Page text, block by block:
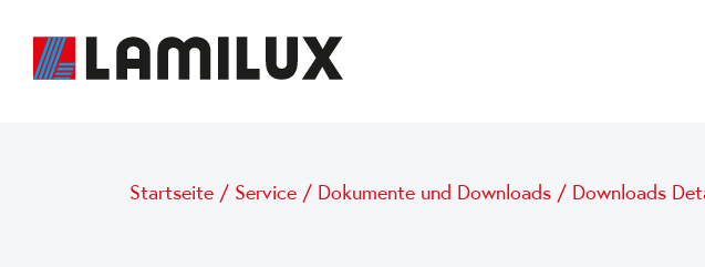
Startseite / Service / Dokumente und Downloads / Downloads